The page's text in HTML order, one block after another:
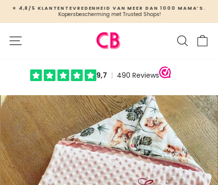
naar
inhoud
Slideshow
⭐ 4,8/5 KLANTENTEVREDENHEID VAN MEER DAN 1000 MAMA’S.
Kopersbescherming met Trusted Shops!
Zoeken